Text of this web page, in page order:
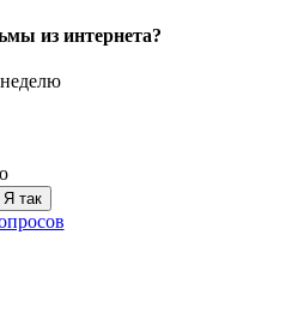
из интернета?